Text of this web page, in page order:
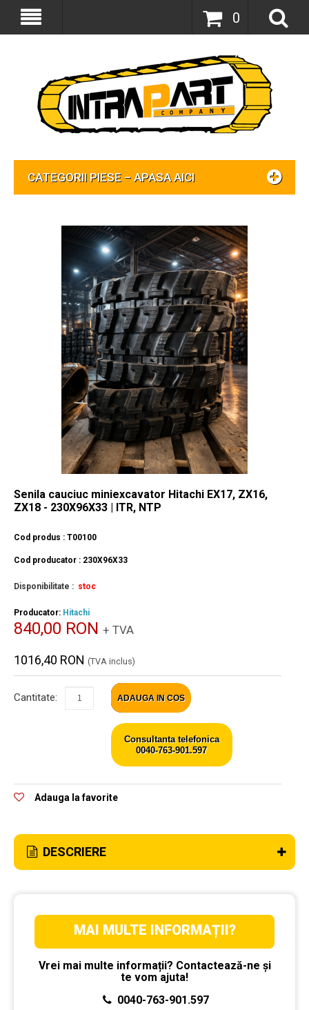
0
CATEGORII PIESE – APASA AICI
Senila cauciuc miniexcavator Hitachi EX17, ZX16,
ZX18 - 230X96X33 | ITR, NTP
Cod produs : T00100
Cod producator : 230X96X33
Disponibilitate : stoc
Producator: Hitachi
840,00 RON + TVA
1016,40 RON (TVA inclus)
Cantitate: ADAUGA IN COS
Consultanta telefonica
0040-763-901.597
Adauga la favorite
DESCRIERE
MAI MULTE INFORMAȚII?
Vrei mai multe informații? Contactează-ne și
te vom ajuta!
0040-763-901.597